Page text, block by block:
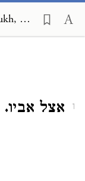
Eshel Avraham on Shulchan Arukh, Orach Chayim 677
1 אצל אביו.